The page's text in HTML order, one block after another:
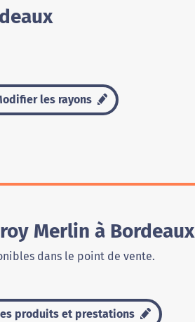
les rayons
Merlin à Bordeaux
dans le point de vente.
produits et prestations